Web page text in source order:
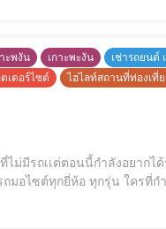
ะพงัน เกาะพะงัน เช่ารถยนต์
เตอร์ไซต์
ไฮไลท์สถานที่ท่องเที่
ไม่มีรถเเต่ตอนนี้กำลังอยาก